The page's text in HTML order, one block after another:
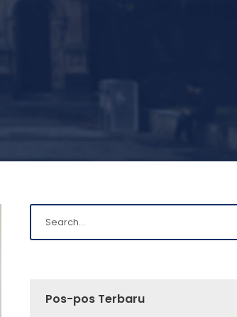
Pos-pos Terbaru